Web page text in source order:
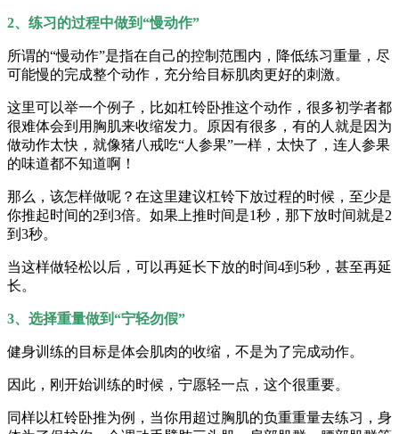
2、练习的过程中做到“慢动作”
所谓的“慢动作”是指在自己的控制范围内，降低练习重量，尽
可能慢的完成整个动作，充分给目标肌肉更好的刺激。
这里可以举一个例子，比如杠铃卧推这个动作，很多初学者都
很难体会到用胸肌来收缩发力。原因有很多，有的人就是因为
做动作太快，就像猪八戒吃“人参果”一样，太快了，连人参果
的味道都不知道啊！
那么，该怎样做呢？在这里建议杠铃下放过程的时候，至少是
你推起时间的2到3倍。如果上推时间是1秒，那下放时间就是2
到3秒。
当这样做轻松以后，可以再延长下放的时间4到5秒，甚至再延
长。
3、选择重量做到“宁轻勿假”
健身训练的目标是体会肌肉的收缩，不是为了完成动作。
因此，刚开始训练的时候，宁愿轻一点，这个很重要。
同样以杠铃卧推为例，当你用超过胸肌的负重重量去练习，身